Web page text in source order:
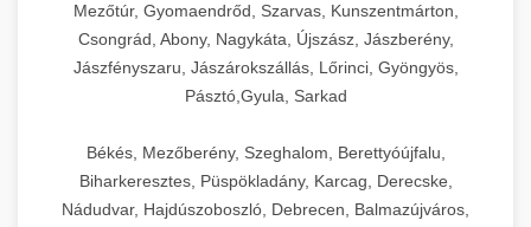
Mezőtúr, Gyomaendrőd, Szarvas, Kunszentmárton,
Csongrád, Abony, Nagykáta, Újszász, Jászberény,
Jászfényszaru, Jászárokszállás, Lőrinci, Gyöngyös,
Pásztó,Gyula, Sarkad
Békés, Mezőberény, Szeghalom, Berettyóújfalu,
Biharkeresztes, Püspökladány, Karcag, Derecske,
Nádudvar, Hajdúszoboszló, Debrecen, Balmazújváros,